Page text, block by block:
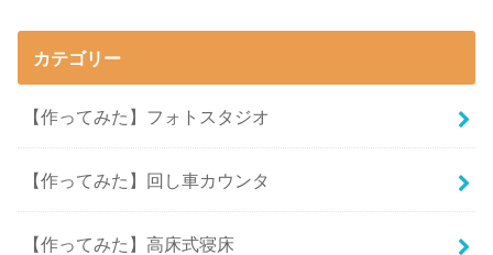
カテゴリー
【作ってみた】フォトスタジオ
【作ってみた】回し車カウンタ
【作ってみた】高床式寝床